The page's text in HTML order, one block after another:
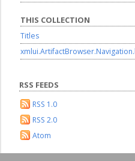
THIS COLLECTION
Titles
RSS FEEDS
RSS 1.0
RSS 2.0
Atom